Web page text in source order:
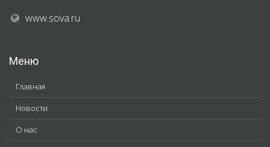
www.sova.ru
Меню
Главная
Новости
О нас